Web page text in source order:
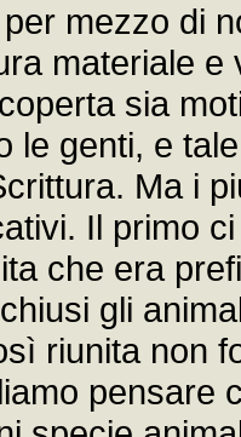
mezzo di
materiale
sia
le genti, e
Ma i
Il primo
che era
gli
riunita non
pensare